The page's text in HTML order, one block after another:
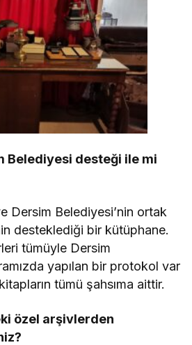
Belediyesi desteği ile mi
Dersim Belediyesi’nin ortak
desteklediği bir kütüphane.
tümüyle Dersim
yapılan bir protokol var
tümü şahsıma aittir.
özel arşivlerden